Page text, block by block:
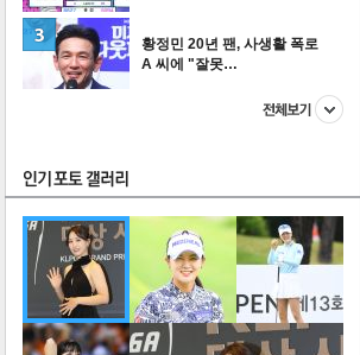
FOCUS
황정민 20년 팬, 사생활 폭로
A 씨에 "잘못…